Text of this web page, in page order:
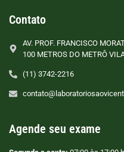
Contato
AV. PROF. FRANCISCO
100 METROS DO METRÔ
(11) 3742-2216
Agende seu exame